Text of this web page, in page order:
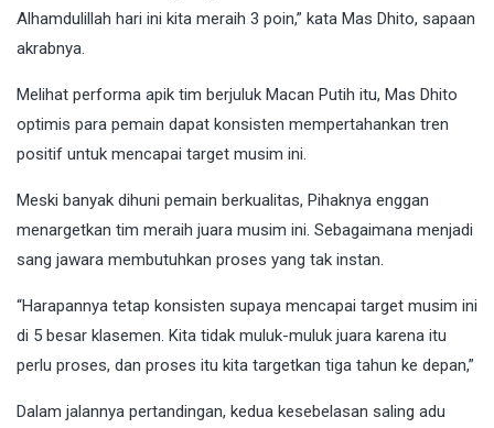
Alhamdulillah hari ini kita meraih 3 poin,” kata Mas Dhito, sapaan
akrabnya.
Melihat performa apik tim berjuluk Macan Putih itu, Mas Dhito
optimis para pemain dapat konsisten mempertahankan tren
positif untuk mencapai target musim ini.
Meski banyak dihuni pemain berkualitas, Pihaknya enggan
menargetkan tim meraih juara musim ini. Sebagaimana menjadi
sang jawara membutuhkan proses yang tak instan.
“Harapannya tetap konsisten supaya mencapai target musim ini
di 5 besar klasemen. Kita tidak muluk-muluk juara karena itu
perlu proses, dan proses itu kita targetkan tiga tahun ke depan,”
Dalam jalannya pertandingan, kedua kesebelasan saling adu